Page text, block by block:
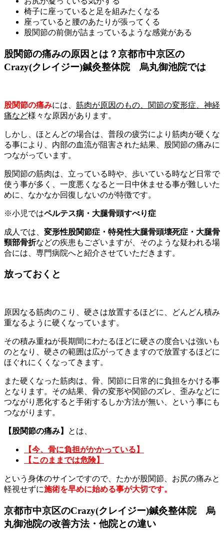
椅子に座っていると足を組みたくなる
座っていると腰のあたりが張ってくる
股関節の前側が詰まっているような感覚がある
股関節の痛みの原因とは？京都市中京区の
Crazy(クレイジー)鍼灸整体院 烏丸御池院では
股関節の痛みには、 筋肉が原因のもの、関節の変形症、神経
痛など様々な原因があります。
しかし、ほとんどの場合は、普段の疲労により筋肉が硬くな
る事により、内部の血流が阻害された結果、股関節の痛みに
つながっています。
股関節の筋肉は、立っている時や、歩いている時など日常で
使う事が多く、一度悪くなると一日中休ませる事が難しいた
めに、なかなか回復しないのが特徴です。
※小児ではペルテス病・大腿骨頭すべり症
成人では、 変形性股関節症・特発性大腿骨頭壊死症・大腿骨
頸部骨折などの疾患もございますが、そのような疑われる場
合には、専門病院へと紹介させていただきます。
放っておくと
原因なる筋肉のこり、硬さは放置するほどに、どんどん積み
重なるように硬くなっています。
その積み重ねが長期間にわたるほどに硬さの度合いは強いも
のとなり、硬さの範囲は広がってきますので放置するほどに
ほぐれにくくなってきます。
また硬くなった筋肉は、骨、関節に日常的に負担をかける事
となります。その結果、骨の変形や関節のズレ、歪みなどに
つながり悪化すると手術するしか方法が無い、という事にも
つながります。
【股関節の痛み】 とは、
【今、骨に負担がかかっている】
【このままでは危険】
という身体のサインですので、たかが股関節、お尻の痛みと
軽視せずに施術を早めに始める事が大切です。
京都市中京区のCrazy(クレイジー)鍼灸整体院 烏
丸御池院の改善方法・他院との違い